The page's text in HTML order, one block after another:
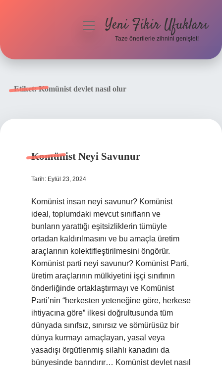
menüyüYeni Fikir Ufukları
Taze önerilerle zihnini genişlet!
Etiket:Komünist devlet nasıl olur
Komünist Neyi Savunur
Tarih: Eylül 23, 2024
Komünist insan neyi savunur? Komünist
ideal, toplumdaki mevcut sınıfların ve
bunların yarattığı eşitsizliklerin tümüyle
ortadan kaldırılmasını ve bu amaçla üretim
araçlarının kolektifleştirilmesini öngörür.
Komünist parti neyi savunur? Komünist Parti,
üretim araçlarının mülkiyetini işçi sınıfının
önderliğinde ortaklaştırmayı ve Komünist
Parti’nin “herkesten yeteneğine göre, herkese
ihtiyacına göre” ilkesi doğrultusunda tüm
dünyada sınıfsız, sınırsız ve sömürüsüz bir
dünya kurmayı amaçlayan, yasal veya
yasadışı örgütlenmiş silahlı kanadını da
bünyesinde barındırır… Komünist devlet nasıl